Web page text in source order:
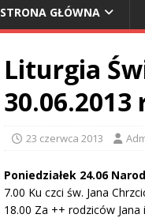
STRONA GŁÓWNA
Liturgia
30.06.2013
23 czerwca 2013
Poniedziałek 24.06
7.00 Ku czci św. Jana
18.00 Za ++ rodziców